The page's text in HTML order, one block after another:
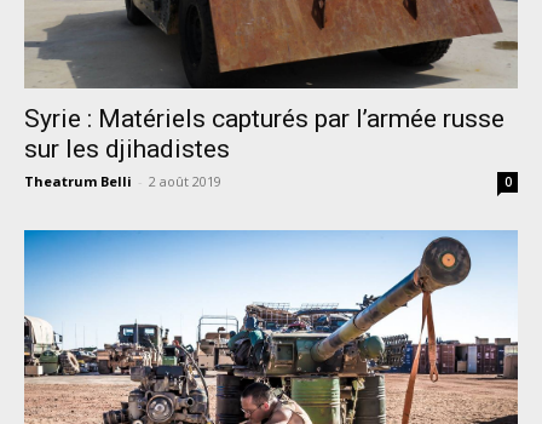
Syrie : Matériels capturés par l’armée russe
sur les djihadistes
Theatrum Belli - 2 août 2019 0